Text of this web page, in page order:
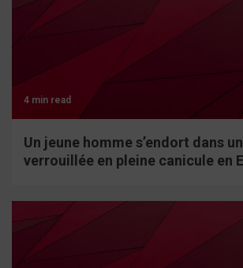
4 min read
Un jeune homme s’endort dans
verrouillée en pleine canicule en